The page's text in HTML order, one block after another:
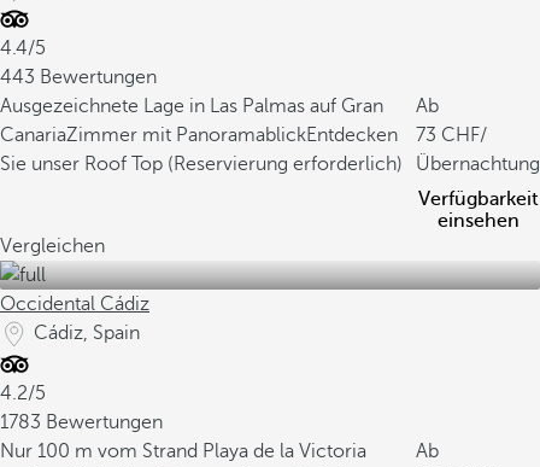
4.4/5
443 Bewertungen
Ausgezeichnete Lage in Las Palmas auf Gran
CanariaZimmer mit PanoramablickEntdecken
Sie unser Roof Top (Reservierung erforderlich)
Ab
73
/
Übernachtung
Verfügbarkeit
einsehen
Vergleichen
Occidental Cádiz
Cádiz, Spain
4.2/5
1783 Bewertungen
Nur 100 m vom Strand Playa de la Victoria
Ab